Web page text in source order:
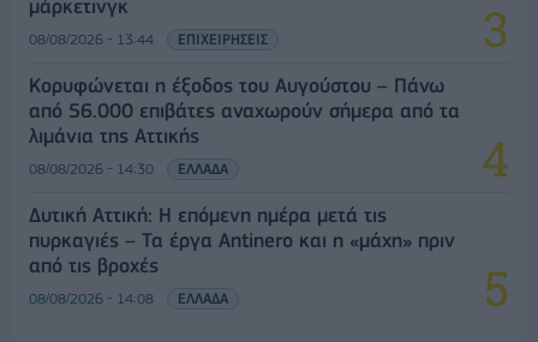
μάρκετινγκ
08/08/2026 - 13:44 ΕΠΙΧΕΙΡΗΣΕΙΣ
Κορυφώνεται η έξοδος του Αυγούστου – Πάνω
από 56.000 επιβάτες αναχωρούν σήμερα από τα
λιμάνια της Αττικής
08/08/2026 - 14:30 ΕΛΛΑΔΑ
Δυτική Αττική: Η επόμενη ημέρα μετά τις
πυρκαγιές – Τα έργα Antinero και η «μάχη» πριν
από τις βροχές
08/08/2026 - 14:08 ΕΛΛΑΔΑ